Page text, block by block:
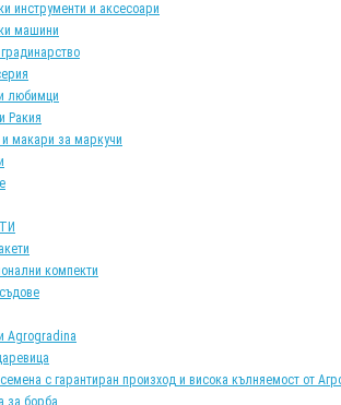
инструменти и аксесоари
машини
любимци
Ракия
и макари за маркучи
компекти
Agrogradina
с гарантиран произход и висока кълняемост от